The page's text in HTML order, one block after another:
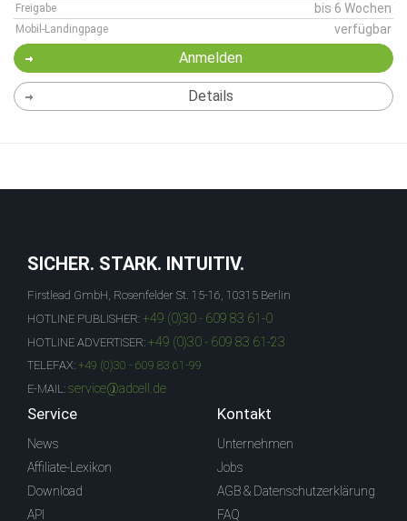
Freigabe bis 6 Wochen
Mobil-Landingpage verfügbar
Anmelden
Details
SICHER. STARK. INTUITIV.
Firstlead GmbH, Rosenfelder St. 15-16, 10315 Berlin
HOTLINE PUBLISHER: +49 (0)30 - 609 83 61-0
HOTLINE ADVERTISER: +49 (0)30 - 609 83 61-23
TELEFAX: +49 (0)30 - 609 83 61-99
E-MAIL: service@adcell.de
Service
News
Affiliate-Lexikon
Download
API
Kontakt
Unternehmen
Jobs
AGB & Datenschutzerklärung
FAQ